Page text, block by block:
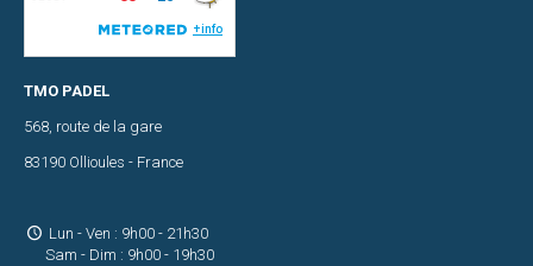
Actualités
CONTACT
contacter
TMO PADEL
568, route de la gare
83190 Ollioules - France
Lun - Ven : 9h00 - 21h30
Sam - Dim : 9h00 - 19h30